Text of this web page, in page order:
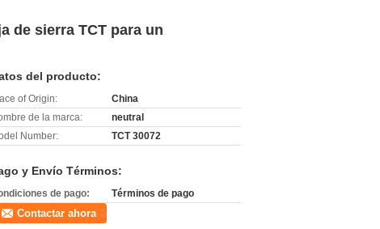
de sierra TCT para un
del producto:
of Origin:
China
de la marca:
neutral
Number:
TCT 30072
y Envío Términos:
de pago: Términos de pago
Contactar ahora